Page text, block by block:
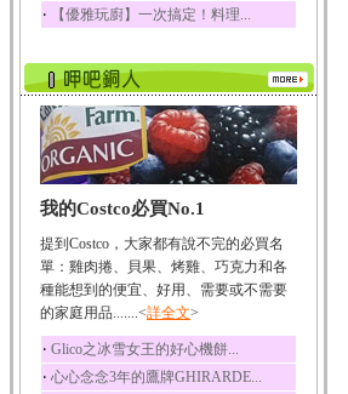
迷迭香
酸、迷迭香酸、植物...
咖啡
咖啡中的咖啡因會刺激
中樞神經系統，特別...
椰子
椰子含有糖類、脂肪、
荔枝
荔枝性質溫和所含的營
養素有醣類、檸檬酸...
五味子
五味子性質溫熱所含營
養成分有揮發油、檸...
‧ 【優雅玩廚】一次搞定！料理...
我的Costco必買No.1
提到Costco，大家都有說不完的必買名
單：雞肉捲、貝果、烤雞、巧克力和各
種能想到的便宜、好用、需要或不需要
的家庭用品.......<詳全文>
‧ Glico之冰雪女王的好心機餅...
‧ 心心念念3年的鷹牌GHIRARDE...